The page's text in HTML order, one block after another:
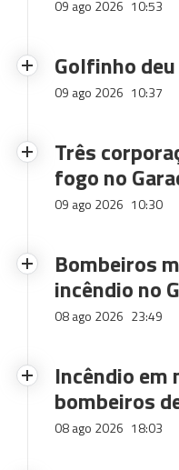
09 ago 2026 10:53
Golfinho
09 ago 2026 10:37
Três
fogo no
09 ago 2026 10:30
Bombeiros
incêndio no
08 ago 2026 23:49
Incêndio
bombeiros
08 ago 2026 18:03